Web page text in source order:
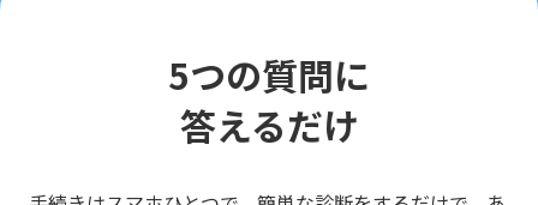
5つの質問に
答えるだけ